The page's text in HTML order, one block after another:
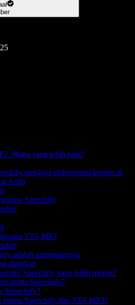
Mana yang lebih baik?
menjaga sinkronisasi konten di
Anda
Speechify
TTS MP3
adalah pemenangnya
diajukan
Speechify yang lebih murah?
gratis Speechify?
Speechify?
utama Speechify dan TTS MP3?